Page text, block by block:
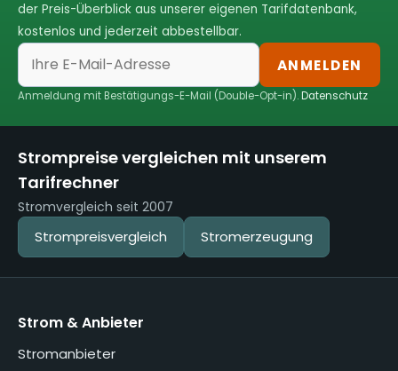
der Preis-Überblick aus unserer eigenen Tarifdatenbank,
kostenlos und jederzeit abbestellbar.
ANMELDEN
Anmeldung mit Bestätigungs-E-Mail (Double-Opt-in).Datenschutz
Strompreise vergleichen mit unserem
Tarifrechner
Stromvergleich seit 2007
Strompreisvergleich Stromerzeugung
Strom & Anbieter
Stromanbieter